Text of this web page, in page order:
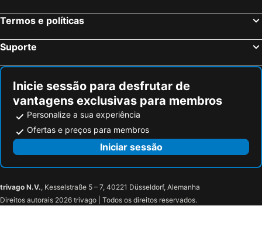
Fontaine-l'Evêque, bed and breakfasts
Mont-de-l'Enclus, bed and breakfasts
Ronse, bed and breakfasts
Brakel, bed and breakfasts
Termos e políticas
Suporte
Inicie sessão para desfrutar de
vantagens exclusivas para membros
Personalize a sua experiência
Ofertas e preços para membros
Iniciar sessão
trivago N.V., Kesselstraße 5 – 7, 40221 Düsseldorf, Alemanha
Direitos autorais 2026 trivago | Todos os direitos reservados.